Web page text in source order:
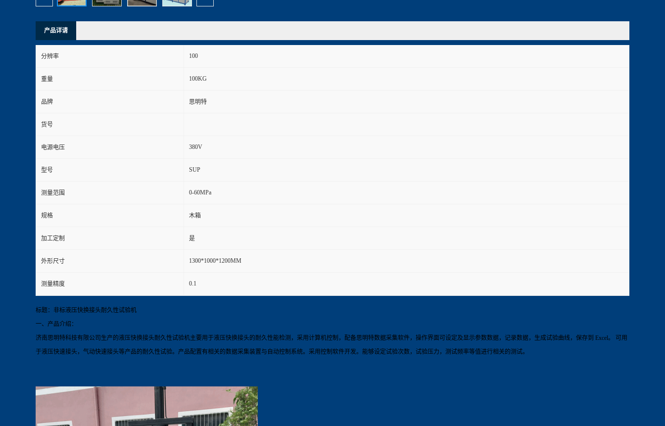
产品详请
分辨率 100
重量 100KG
品牌 思明特
货号
电源电压 380V
型号 SUP
测量范围 0-60MPa
规格 木箱
加工定制 是
外形尺寸 1300*1000*1200MM
测量精度 0.1
标题：非标液压快换接头耐久性试验机
一、产品介绍：
济南思明特科技有限公司生产的液压快换接头耐久性试验机主要用于液压快换接头的耐久性能检测，采用计算机控制，配备思明特数据采集软件，操作界面可设定及显示参数数据，记录数据，生成试验曲线，保存到 Excel。 可用
于液压快速接头，气动快速接头等产品的耐久性试验。产品配置有相关的数据采集装置与自动控制系统。采用控制软件开发。能够设定试验次数，试验压力，测试频率等值进行相关的测试。